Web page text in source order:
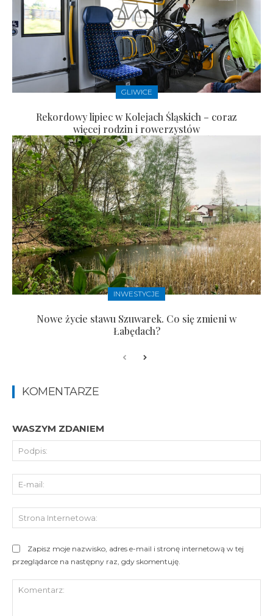
GLIWICE
Rekordowy lipiec w Kolejach Śląskich – coraz
więcej rodzin i rowerzystów
INWESTYCJE
Nowe życie stawu Szuwarek. Co się zmieni w
Łabędach?
KOMENTARZE
WASZYM ZDANIEM
Zapisz moje nazwisko, adres e-mail i stronę internetową w tej
przeglądarce na następny raz, gdy skomentuję.